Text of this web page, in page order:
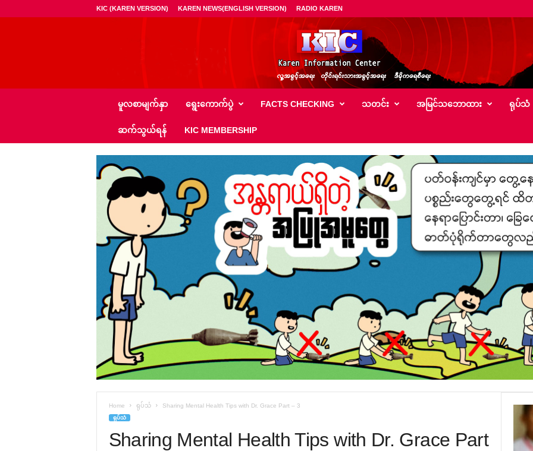
KIC (KAREN VERSION) KAREN NEWS(ENGLISH VERSION) RADIO KAREN
–
မူလစာမျက်နှာ ရွေး‌ကောက်ပွဲ FACTS CHECKING သတင်း အမြင်သ‌ဘောထား ရုပ်သံ
ဆက်သွယ်ရန် KIC MEMBERSHIP
Home ရုပ်သံ Sharing Mental Health Tips with Dr. Grace Part – 3
ရုပ်သံ
Sharing Mental Health Tips with Dr. Grace Part